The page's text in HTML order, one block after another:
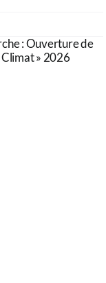
: Ouverture de
» 2026